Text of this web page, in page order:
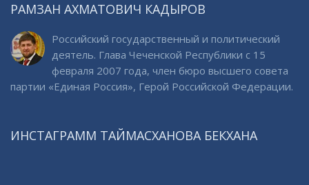
РАМЗАН АХМАТОВИЧ КАДЫРОВ
Российский государственный и политический
деятель. Глава Чеченской Республики с 15
февраля 2007 года, член бюро высшего совета
партии «Единая Россия», Герой Российской Федерации.
ИНСТАГРАММ ТАЙМАСХАНОВА БЕКХАНА